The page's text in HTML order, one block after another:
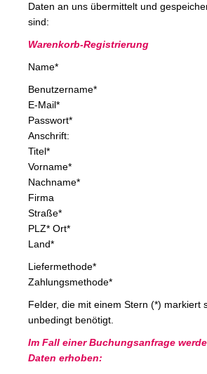
Daten an uns übermittelt und
sind:
Warenkorb-Registrierung
Name*
Benutzername*
E-Mail*
Passwort*
Anschrift:
Titel*
Vorname*
Nachname*
Firma
Straße*
PLZ* Ort*
Land*
Liefermethode*
Zahlungsmethode*
Felder, die mit einem Stern (*) markiert
unbedingt benötigt.
Im Fall einer Buchungsanfrage
Daten erhoben: